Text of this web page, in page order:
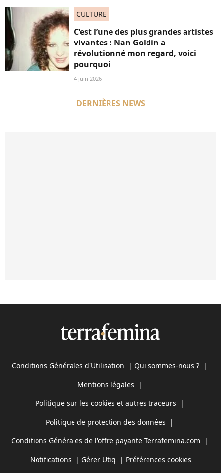
CULTURE
C’est l’une des plus grandes artistes
vivantes : Nan Goldin a
révolutionné mon regard, voici
pourquoi
4 juin 2026
DERNIÈRES NEWS
Conditions Générales d'Utilisation | Qui sommes-nous ? |
Mentions légales |
Politique sur les cookies et autres traceurs |
Politique de protection des données |
Conditions Générales de l'offre payante Terrafemina.com |
Notifications | Gérer Utiq | Préférences cookies